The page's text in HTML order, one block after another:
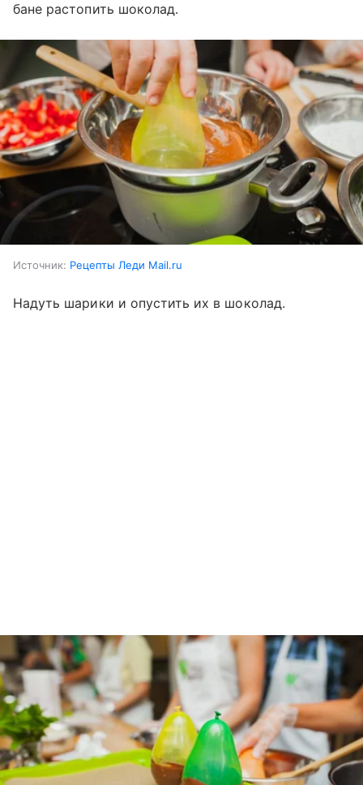
бане растопить шоколад.
Источник: Рецепты Леди Mail.ru
Надуть шарики и опустить их в шоколад.